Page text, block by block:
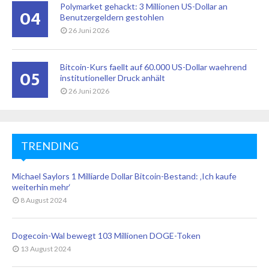
04
Polymarket gehackt: 3 Millionen US-Dollar an
Benutzergeldern gestohlen
26 Juni 2026
05
Bitcoin-Kurs faellt auf 60.000 US-Dollar waehrend
institutioneller Druck anhält
26 Juni 2026
TRENDING
Michael Saylors 1 Milliarde Dollar Bitcoin-Bestand: ‚Ich kaufe
weiterhin mehr‘
8 August 2024
Dogecoin-Wal bewegt 103 Millionen DOGE-Token
13 August 2024